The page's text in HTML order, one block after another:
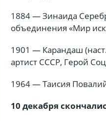
1884 — Зинаида
объединения «Мир
1901 — Карандаш
артист СССР, Герой
1964 — Таисия
10 декабря